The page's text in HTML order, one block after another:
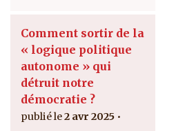
Comment sortir de la
« logique politique
autonome » qui
détruit notre
démocratie ?
2 avr 2025